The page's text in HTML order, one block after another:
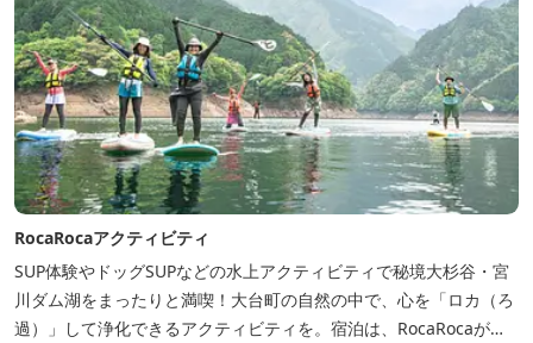
RocaRocaアクティビティ
SUP体験やドッグSUPなどの水上アクティビティで秘境大杉谷・宮
川ダム湖をまったりと満喫！大台町の自然の中で、心を「ロカ（ろ
過）」して浄化できるアクティビティを。宿泊は、RocaRocaが運